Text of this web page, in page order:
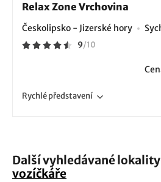
Relax Zone Vrchovina
Českolipsko - Jizerské hory
9/10
Rychlépředstavení
Další vyhledávané
vozíčkáře